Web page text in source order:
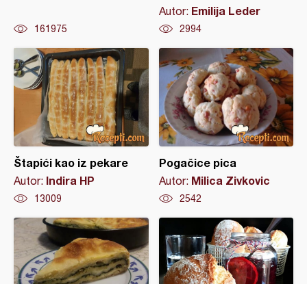
161975
Autor: Emilija Leder
2994
Štapići kao iz pekare
Autor: Indira HP
13009
Pogačice pica
Autor: Milica Zivkovic
2542